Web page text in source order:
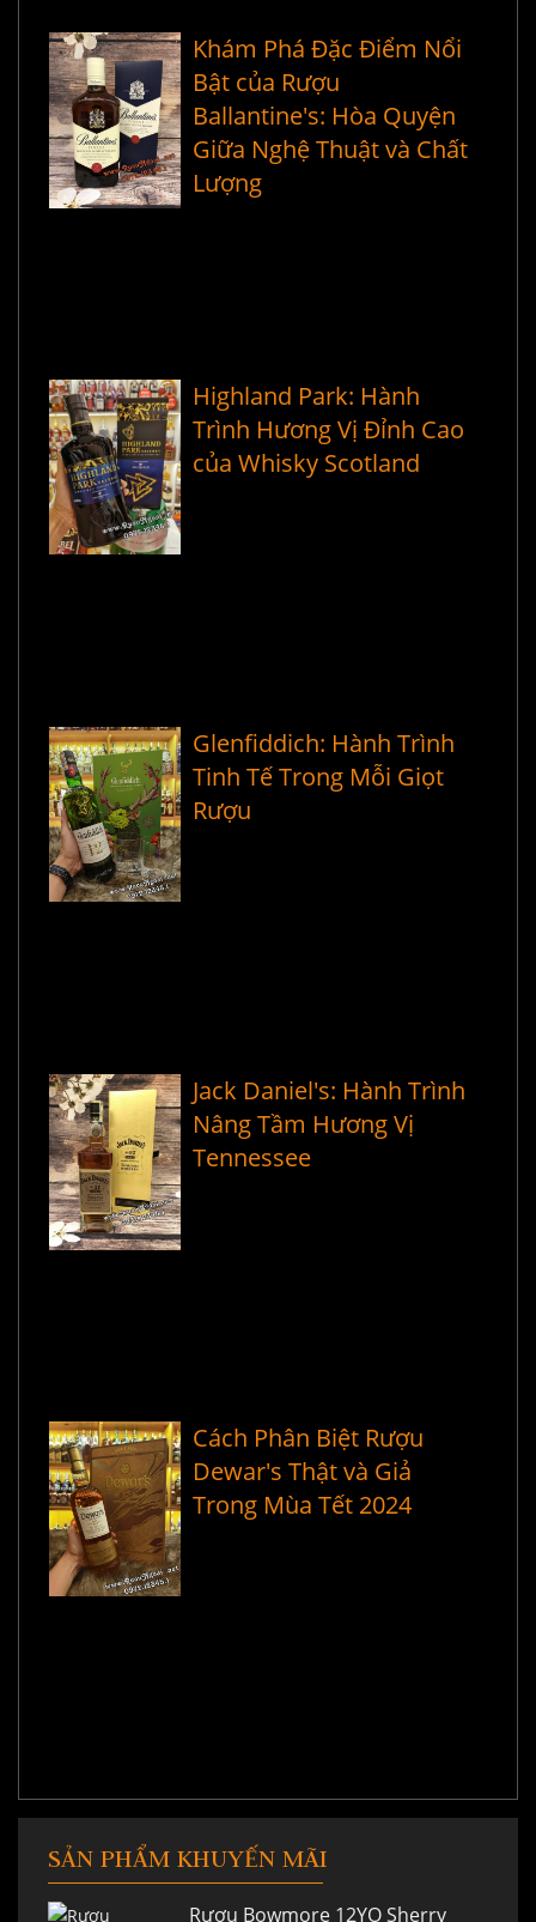
Khám Phá Đặc Điểm Nổi
Bật của Rượu
Ballantine's: Hòa Quyện
Giữa Nghệ Thuật và Chất
Lượng
Highland Park: Hành
Trình Hương Vị Đỉnh Cao
của Whisky Scotland
Glenfiddich: Hành Trình
Tinh Tế Trong Mỗi Giọt
Rượu
Jack Daniel's: Hành Trình
Nâng Tầm Hương Vị
Tennessee
Cách Phân Biệt Rượu
Dewar's Thật và Giả
Trong Mùa Tết 2024
SẢN PHẨM KHUYẾN MÃI
Rượu Bowmore 12YO Sherry